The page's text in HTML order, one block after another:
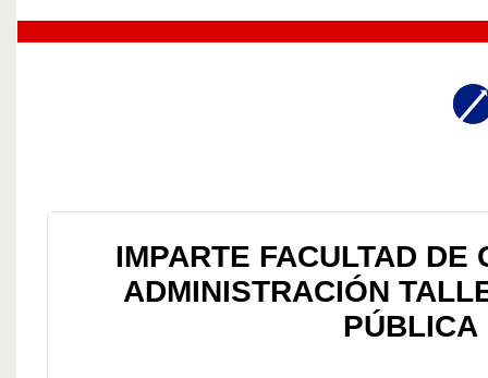
IMPARTE FACULTAD DE
ADMINISTRACIÓN
PÚBLICA